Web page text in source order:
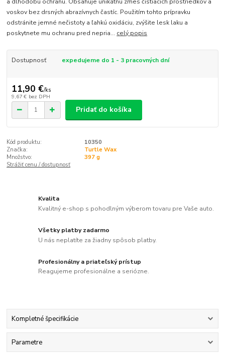
a dlhodobú ochranu. Obsahuje unikátnu zmes čistiacich prostriedkov a
voskov bez drsných abrazívnych častíc. Použitím tohto prípravku
odstránite jemné nečistoty a ľahkú oxidáciu, zvýšite lesk laku a
poskytnete mu ochranu pred nepria... celý popis
Dostupnosť expedujeme do 1 - 3 pracovných dní
11,90 €/ks
9,67 € bez DPH
Pridať do košíka
Kód produktu:
10350
Značka:
Turtle Wax
Množstvo:
397 g
Strážiť cenu / dostupnosť
Kvalita
Kvalitný e-shop s pohodlným výberom tovaru pre Vaše auto.
Všetky platby zadarmo
U nás neplatíte za žiadny spôsob platby.
Profesionálny a priateľský prístup
Reagujeme profesionálne a seriózne.
Kompletné špecifikácie
Parametre